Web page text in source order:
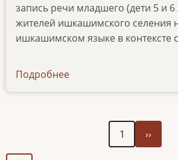
запись речи младшего (дети 5 и 6
жителей ишкашимского селения
ишкашимском языке в контексте
Подробнее
страниц
1
страница
››